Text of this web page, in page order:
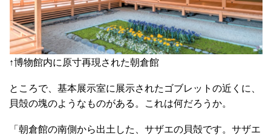
↑博物館内に原寸再現された朝倉館
ところで、基本展示室に展示されたゴブレットの近くに、
貝殻の塊のようなものがある。これは何だろうか。
「朝倉館の南側から出土した、サザエの貝殻です。サザエ